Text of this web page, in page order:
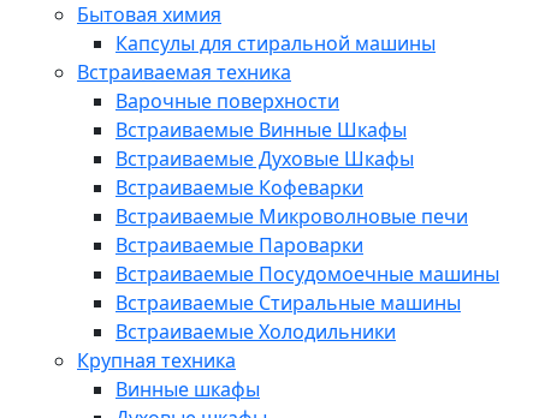
Бытовая химия
Капсулы для стиральной машины
Встраиваемая техника
Варочные поверхности
Встраиваемые Винные Шкафы
Встраиваемые Духовые Шкафы
Встраиваемые Кофеварки
Встраиваемые Микроволновые печи
Встраиваемые Пароварки
Встраиваемые Посудомоечные машины
Встраиваемые Стиральные машины
Встраиваемые Холодильники
Крупная техника
Винные шкафы